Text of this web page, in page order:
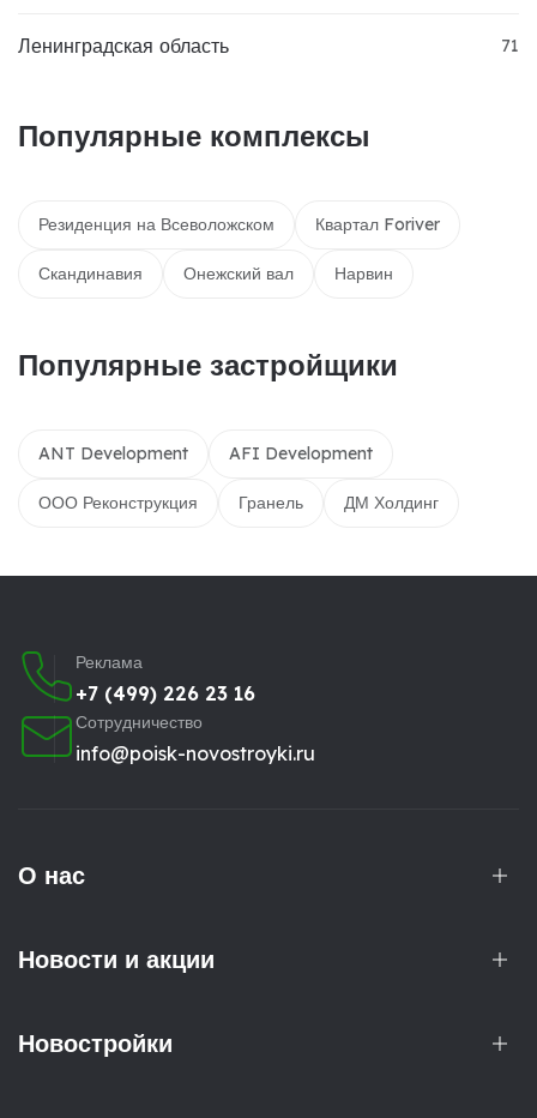
Ленинградская область 71
Популярные комплексы
Резиденция на Всеволожском Квартал Foriver
Скандинавия Онежский вал Нарвин
Популярные застройщики
ANT Development AFI Development
ООО Реконструкция Гранель ДМ Холдинг
Реклама
+7 (499) 226 23 16
Сотрудничество
info@poisk-novostroyki.ru
О нас
Новости и акции
Новостройки